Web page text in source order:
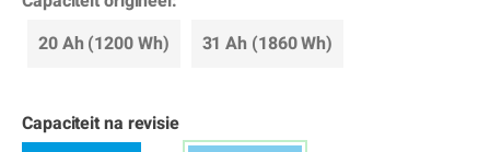
20 Ah (1200 Wh)
31 Ah (1860 Wh)
Capaciteit na revisie